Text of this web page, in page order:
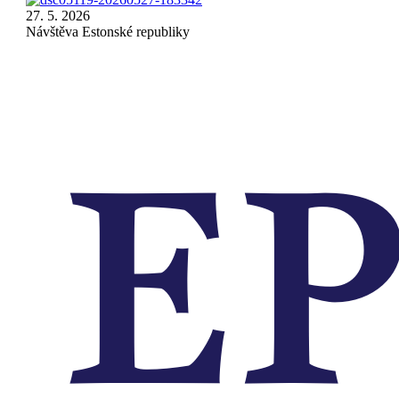
Návštěva
Estonské
27. 5. 2026
Návštěva Estonské republiky